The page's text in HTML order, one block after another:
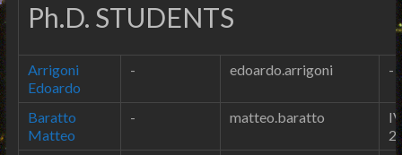
Ph.D. STUDENTS
Arrigoni
Edoardo
- edoardo.arrigoni -
Baratto
Matteo
- matteo.baratto